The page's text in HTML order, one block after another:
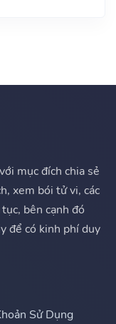
mục đích chia sẻ
xem bói tử vi, các
bên cạnh đó
để có kinh phí duy
Sử Dụng